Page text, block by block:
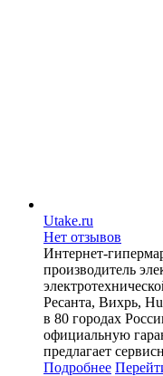
Utake.ru
Нет отзывов
Интернет-
производитель
Ресанта, Вихрь,
в 80 городах
официальную
предлагает
Подробнее